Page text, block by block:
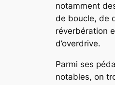
notamment
de boucle, de
réverbération
d’overdrive.
Parmi ses
notables, on